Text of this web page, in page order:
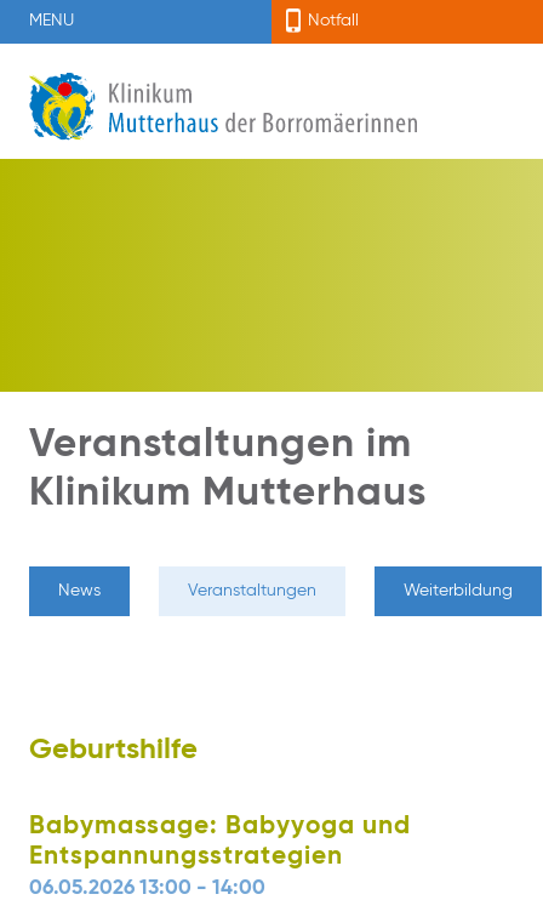
MENU Notfall
Veranstaltungen im
Klinikum Mutterhaus
News Veranstaltungen Weiterbildung
Geburtshilfe
Babymassage: Babyyoga und
Entspannungsstrategien
06.05.2026 13:00 - 14:00